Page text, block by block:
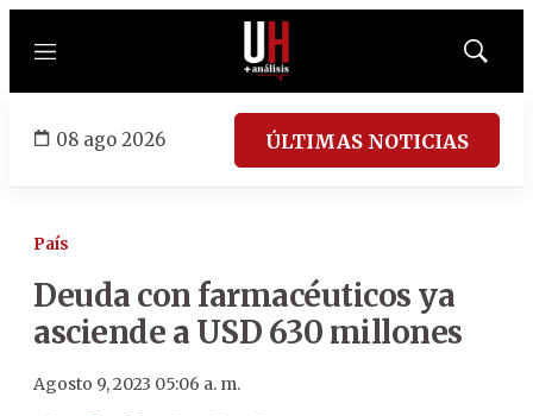
Menú
Mostrar
08 ago 2026 ÚLTIMAS NOTICIAS
País
Deuda con farmacéuticos ya
asciende a USD 630 millones
Agosto 9, 2023 05:06 a. m.